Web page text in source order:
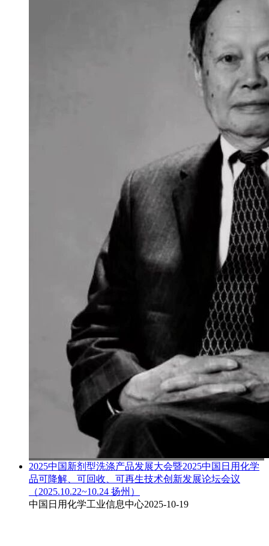
2025中国新剂型洗涤产品发展大会暨2025中国日用化学
品可降解、可回收、可再生技术创新发展论坛会议
（2025.10.22~10.24 扬州）
中国日用化学工业信息中心2025-10-19